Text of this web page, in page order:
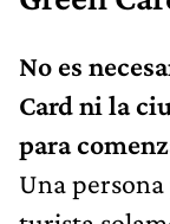
No es
Card ni la
para
Una